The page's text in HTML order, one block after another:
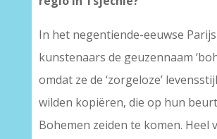
In het negentiende-eeuwse
kunstenaars de geuzennaam
omdat ze de ‘zorgeloze’
wilden kopiëren, die op hun
Bohemen zeiden te komen. Heel